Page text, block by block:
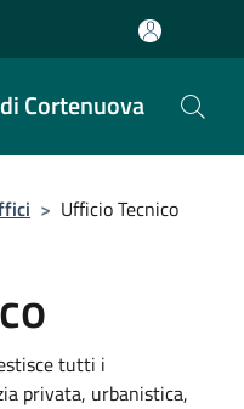
Cortenuova
> Ufficio Tecnico
tutti i
privata, urbanistica,